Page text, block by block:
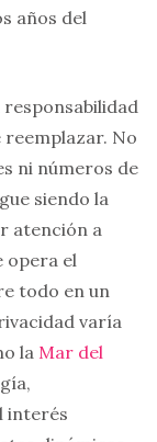
años del
No
ni números de
siendo la
atención a
opera el
todo en un
varía
la Mar del
interés